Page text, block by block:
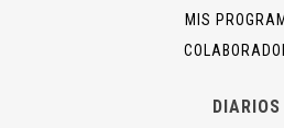
MIS
DIARIOS